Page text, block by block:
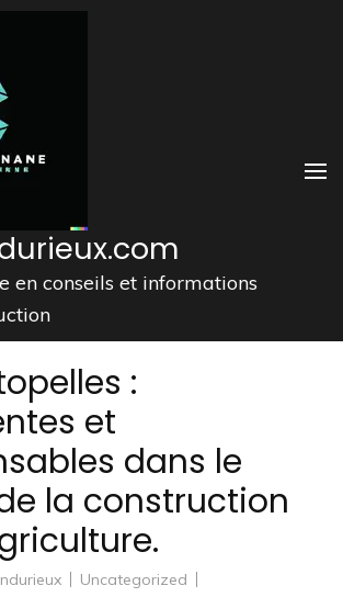
en conseils et informations
:
et
dans le
la construction
Uncategorized